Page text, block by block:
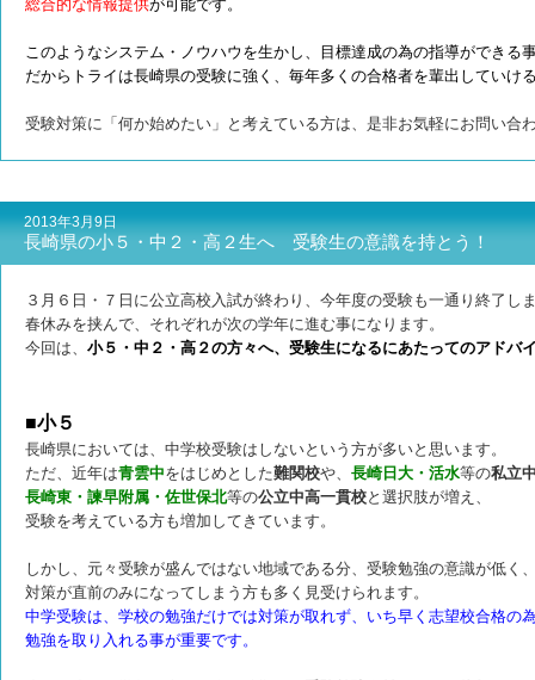
総合的な情報提供が可能です。
このようなシステム・ノウハウを生かし、目標達成の為の指導ができる
だからトライは長崎県の受験に強く、毎年多くの合格者を輩出していけ
受験対策に「何か始めたい」と考えている方は、是非お気軽にお問い合
2013年3月9日
長崎県の小５・中２・高２生へ 受験生の意識を持とう！
３月６日・７日に公立高校入試が終わり、今年度の受験も一通り終了し
春休みを挟んで、それぞれが次の学年に進む事になります。
今回は、 小５・中２・高２の方々へ、受験生になるにあたってのアドバ
■小５
長崎県においては、中学校受験はしないという方が多いと思います。
ただ、近年は青雲中をはじめとした難関校や、 長崎日大・活水等の私立
長崎東・諫早附属・佐世保北等の公立中高一貫校と選択肢が増え、
受験を考えている方も増加してきています。
しかし、元々受験が盛んではない地域である分、受験勉強の意識が低く
対策が直前のみになってしまう方も多く見受けられます。
中学受験は、学校の勉強だけでは対策が取れず、いち早く志望校合格の
勉強を取り入れる事が重要です。